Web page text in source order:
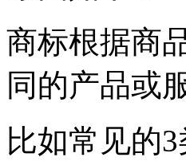
商标根据商
同的产品或
比如常见的